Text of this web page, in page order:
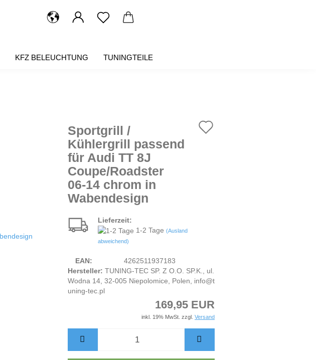
KFZ BELEUCHTUNG TUNINGTEILE
Sportgrill /
Kühlergrill passend
für Audi TT 8J
Coupe/Roadster
06-14 chrom in
Wabendesign
Lieferzeit:
1-2 Tage (Ausland
abweichend)
EAN:
4262511937183
Hersteller: TUNING-TEC SP. Z O.O. SP.K., ul.
Wodna 14, 32-005 Niepolomice, Polen, info@t
uning-tec.pl
169,95 EUR
inkl. 19% MwSt. zzgl. Versand